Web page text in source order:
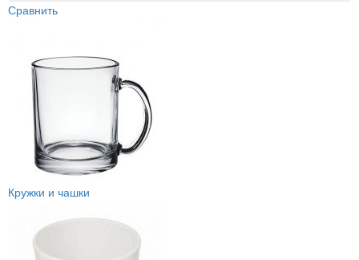
Сравнить
Кружки и чашки